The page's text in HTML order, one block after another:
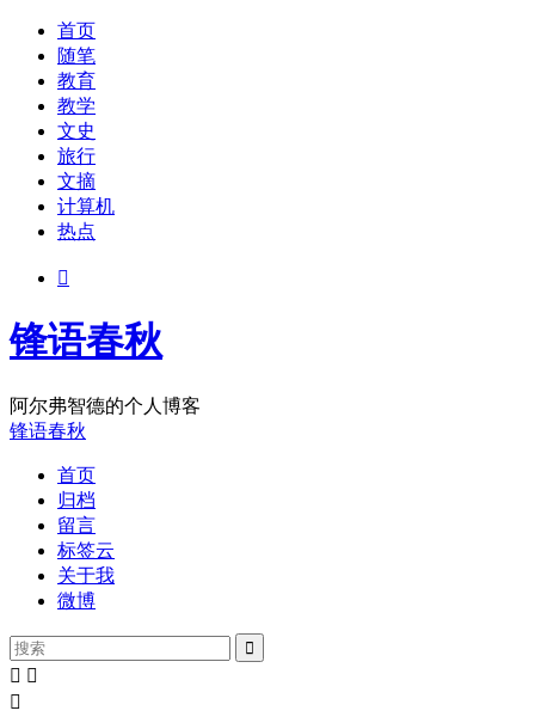
首页
随笔
教育
教学
文史
旅行
文摘
计算机
热点

锋语春秋
阿尔弗智德的个人博客
锋语春秋
首页
归档
留言
标签云
关于我
微博

 
